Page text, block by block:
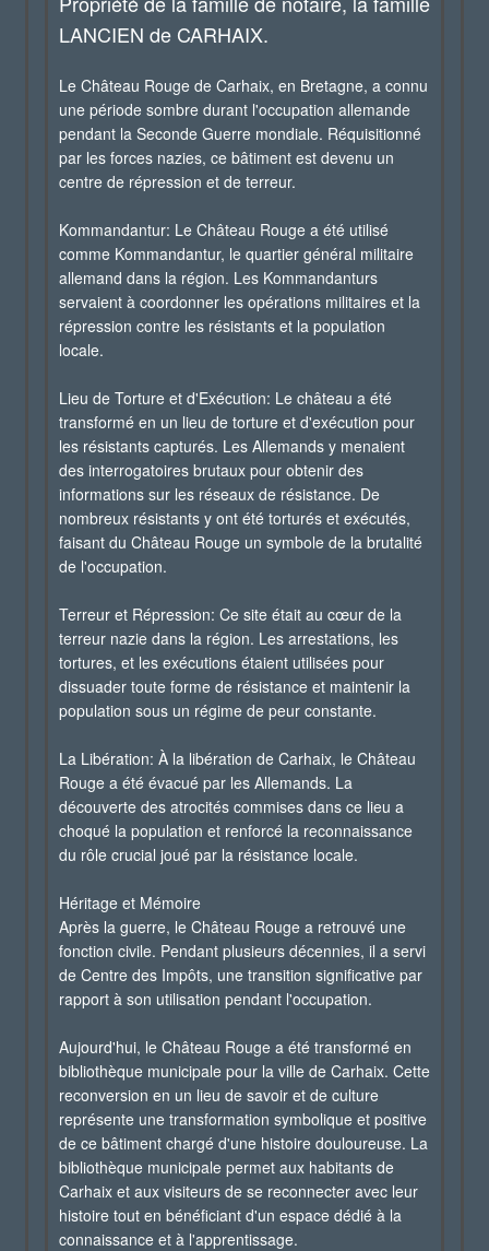
LANCIEN de CARHAIX.
Le Château Rouge de Carhaix, en Bretagne, a connu
une période sombre durant l'occupation allemande
pendant la Seconde Guerre mondiale. Réquisitionné
par les forces nazies, ce bâtiment est devenu un
centre de répression et de terreur.
Kommandantur: Le Château Rouge a été utilisé
comme Kommandantur, le quartier général militaire
allemand dans la région. Les Kommandanturs
servaient à coordonner les opérations militaires et la
répression contre les résistants et la population
locale.
Lieu de Torture et d'Exécution: Le château a été
transformé en un lieu de torture et d'exécution pour
les résistants capturés. Les Allemands y menaient
des interrogatoires brutaux pour obtenir des
informations sur les réseaux de résistance. De
nombreux résistants y ont été torturés et exécutés,
faisant du Château Rouge un symbole de la brutalité
de l'occupation.
Terreur et Répression: Ce site était au cœur de la
terreur nazie dans la région. Les arrestations, les
tortures, et les exécutions étaient utilisées pour
dissuader toute forme de résistance et maintenir la
population sous un régime de peur constante.
La Libération: À la libération de Carhaix, le Château
Rouge a été évacué par les Allemands. La
découverte des atrocités commises dans ce lieu a
choqué la population et renforcé la reconnaissance
du rôle crucial joué par la résistance locale.
Héritage et Mémoire
Après la guerre, le Château Rouge a retrouvé une
fonction civile. Pendant plusieurs décennies, il a servi
de Centre des Impôts, une transition significative par
rapport à son utilisation pendant l'occupation.
Aujourd'hui, le Château Rouge a été transformé en
bibliothèque municipale pour la ville de Carhaix. Cette
reconversion en un lieu de savoir et de culture
représente une transformation symbolique et positive
de ce bâtiment chargé d'une histoire douloureuse. La
bibliothèque municipale permet aux habitants de
Carhaix et aux visiteurs de se reconnecter avec leur
histoire tout en bénéficiant d'un espace dédié à la
connaissance et à l'apprentissage.